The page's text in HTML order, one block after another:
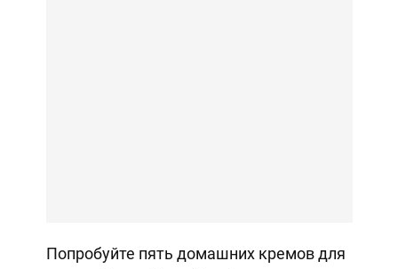
Попробуйте пять домашних кремов для